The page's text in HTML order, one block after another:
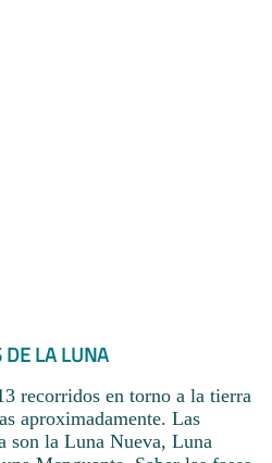
DE LA LUNA
recorridos en torno a la tierra
aproximadamente. Las
son la Luna Nueva, Luna